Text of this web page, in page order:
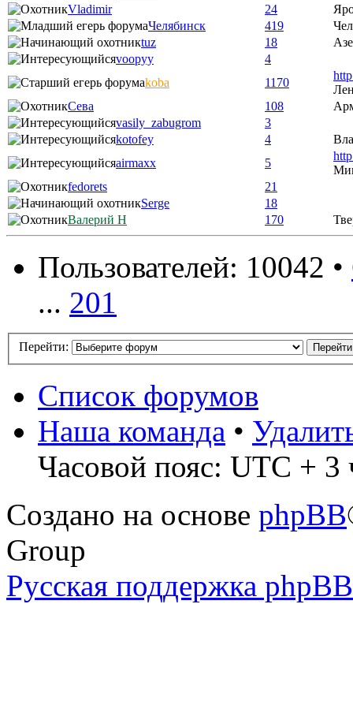
Vladimir
24
Челябинск
419
tuz
18
voopyy
4
koba
1170
Сева
108
vasily_zabugrom
3
kotofey
4
airmaxx
5
fedorets
21
Serge
18
Валерий Н
170
Пользователей: 10042 •
... 201
Перейти:
Список форумов
Наша команда •
Часовой пояс: UTC + 3
Создано на основе phpBB
Group
Русская поддержка phpBB